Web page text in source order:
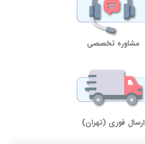
مشاوره تخصصی
ارسال فوری (تهران)